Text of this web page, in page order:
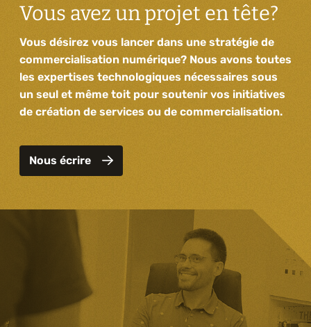
Vous avez un projet en tête?
Vous désirez vous lancer dans une stratégie de
commercialisation numérique? Nous avons toutes
les expertises technologiques nécessaires sous
un seul et même toit pour soutenir vos initiatives
de création de services ou de commercialisation.
Nous écrire